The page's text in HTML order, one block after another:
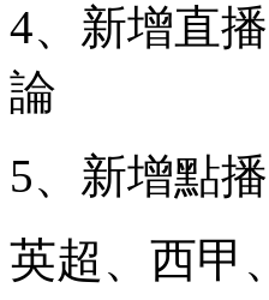
4、新增直
論
5、新增點
英超、西甲